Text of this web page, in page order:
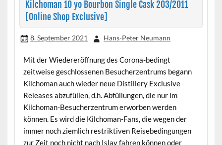
Kilchoman 10 yo Bourbon Single Cask 203/2011
[Online Shop Exclusive]
8. September 2021 Hans-Peter Neumann
Mit der Wiedereröffnung des Corona-bedingt
zeitweise geschlossenen Besucherzentrums begann
Kilchoman auch wieder neue Distillery Exclusive
Releases abzufüllen, d.h. Abfüllungen, die nur im
Kilchoman-Besucherzentrum erworben werden
können. Es wird die Kilchoman-Fans, die wegen der
immer noch ziemlich restriktiven Reisebedingungen
zur Zeit noch nicht nach Islay fahren können oder